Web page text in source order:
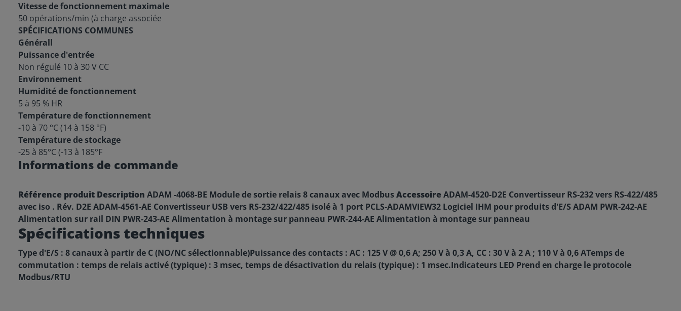
Vitesse de fonctionnement maximale
50 opérations/min (à charge associée
SPÉCIFICATIONS COMMUNES
Générall
Puissance d'entrée
Non régulé 10 à 30 V CC
Environnement
Humidité de fonctionnement
5 à 95 % HR
Température de fonctionnement
-10 à 70 °C (14 à 158 °F)
Température de stockage
-25 à 85°C (-13 à 185°F
Informations de commande
Référence produit Description ADAM -4068-BE Module de sortie relais 8 canaux avec ModbusAccessoire ADAM-4520-D2E Convertisseur RS-232 vers RS-422/485
avec iso . Rév. D2E ADAM-4561-AE Convertisseur USB vers RS-232/422/485 isolé à 1 port PCLS-ADAMVIEW32 Logiciel IHM pour produits d'E/S ADAM PWR-242-AE
Alimentation sur rail DIN PWR-243-AE Alimentation à montage sur panneau PWR-244-AE Alimentation à montage sur panneau
Spécifications techniques
Type d'E/S : 8 canaux à partir de C (NO/NC sélectionnable)Puissance des contacts : AC : 125 V @ 0,6 A; 250 V à 0,3 A, CC : 30 V à 2 A ; 110 V à 0,6 ATemps de
commutation : temps de relais activé (typique) : 3 msec, temps de désactivation du relais (typique) : 1 msec.Indicateurs LED Prend en charge le protocole
Modbus/RTU